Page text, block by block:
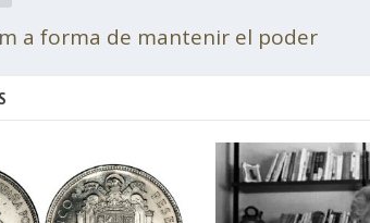
a forma de mantenir el poder